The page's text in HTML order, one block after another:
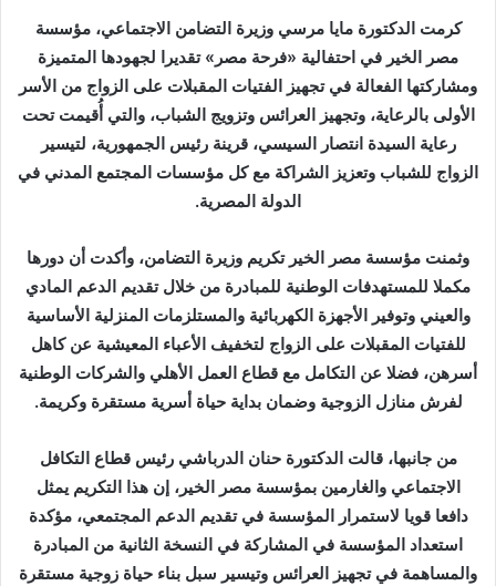
ا
كرمت الدكتورة مايا مرسي وزيرة التضامن الاجتماعي، مؤسسة
مصر الخير في احتفالية «فرحة مصر» تقديرا لجهودها المتميزة
ومشاركتها الفعالة في تجهيز الفتيات المقبلات على الزواج من الأسر
الأولى بالرعاية، وتجهيز العرائس وتزويج الشباب، والتي أُقيمت تحت
رعاية السيدة انتصار السيسي، قرينة رئيس الجمهورية، لتيسير
الزواج للشباب وتعزيز الشراكة مع كل مؤسسات المجتمع المدني في
الدولة المصرية.
وثمنت مؤسسة مصر الخير تكريم وزيرة التضامن، وأكدت أن دورها
مكملا للمستهدفات الوطنية للمبادرة من خلال تقديم الدعم المادي
والعيني وتوفير الأجهزة الكهربائية والمستلزمات المنزلية الأساسية
للفتيات المقبلات على الزواج لتخفيف الأعباء المعيشية عن كاهل
أسرهن، فضلا عن التكامل مع قطاع العمل الأهلي والشركات الوطنية
لفرش منازل الزوجية وضمان بداية حياة أسرية مستقرة وكريمة.
من جانبها، قالت الدكتورة حنان الدرباشي رئيس قطاع التكافل
الاجتماعي والغارمين بمؤسسة مصر الخير، إن هذا التكريم يمثل
دافعا قويا لاستمرار المؤسسة في تقديم الدعم المجتمعي، مؤكدة
استعداد المؤسسة في المشاركة في النسخة الثانية من المبادرة
والمساهمة في تجهيز العرائس وتيسير سبل بناء حياة زوجية مستقرة